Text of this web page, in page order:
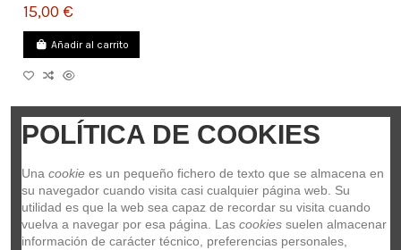
15,00 €
Añadir al carrito
Ibanez GS60TL-PK Correa
IBANEZ
15,00 €
Añadir al carrito
POLÍTICA DE COOKIES
Una cookie es un pequeño fichero de texto que se almacena en
su navegador cuando visita casi cualquier página web. Su
utilidad es que la web sea capaz de recordar su visita cuando
vuelva a navegar por esa página. Las cookies suelen almacenar
información de carácter técnico, preferencias personales,